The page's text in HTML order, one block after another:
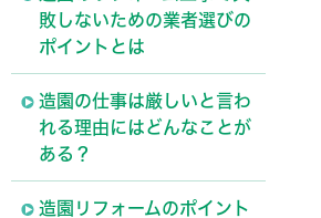
敗しないための業者選びの
ポイントとは
造園の仕事は厳しいと言わ
れる理由にはどんなことが
ある？
造園リフォームのポイント